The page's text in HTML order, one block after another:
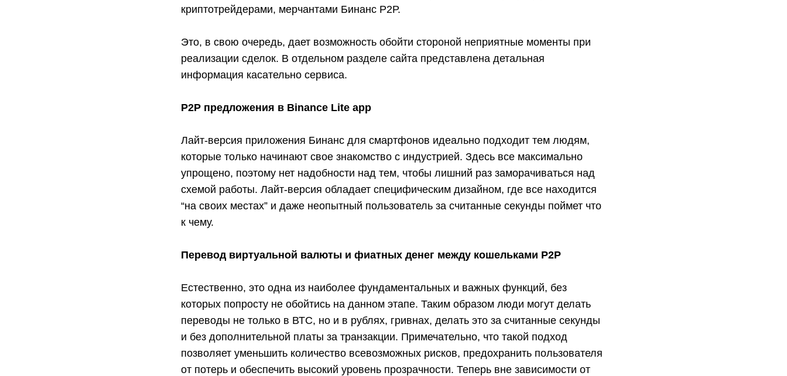
криптотрейдерами, мерчантами Бинанс Р2Р.
Это, в свою очередь, дает возможность обойти стороной неприятные моменты при
реализации сделок. В отдельном разделе сайта представлена детальная
информация касательно сервиса.
P2P предложения в Binance Lite app
Лайт-версия приложения Бинанс для смартфонов идеально подходит тем людям,
которые только начинают свое знакомство с индустрией. Здесь все максимально
упрощено, поэтому нет надобности над тем, чтобы лишний раз заморачиваться над
схемой работы. Лайт-версия обладает специфическим дизайном, где все находится
“на своих местах” и даже неопытный пользователь за считанные секунды поймет что
к чему.
Перевод виртуальной валюты и фиатных денег между кошельками P2P
Естественно, это одна из наиболее фундаментальных и важных функций, без
которых попросту не обойтись на данном этапе. Таким образом люди могут делать
переводы не только в ВТС, но и в рублях, гривнах, делать это за считанные секунды
и без дополнительной платы за транзакции. Примечательно, что такой подход
позволяет уменьшить количество всевозможных рисков, предохранить пользователя
от потерь и обеспечить высокий уровень прозрачности. Теперь вне зависимости от